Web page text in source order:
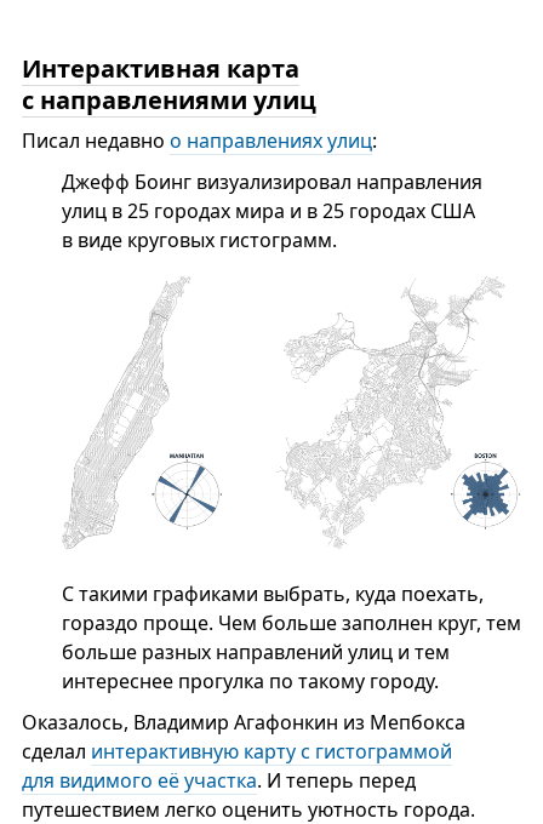
Интерактивная карта
с направлениями улиц
Писал недавно о направлениях улиц:
Джефф Боинг визуализировал направления
улиц в 25 городах мира и в 25 городах США
в виде круговых гистограмм.
С такими графиками выбрать, куда поехать,
гораздо проще. Чем больше заполнен круг, тем
больше разных направлений улиц и тем
интереснее прогулка по такому городу.
Оказалось, Владимир Агафонкин из Мепбокса
сделал интерактивную карту с гистограммой
для видимого её участка. И теперь перед
путешествием легко оценить уютность города.